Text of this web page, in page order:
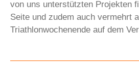
von uns unterstützten Projekten
Seite und zudem auch vermehrt
Triathlonwochenende auf dem